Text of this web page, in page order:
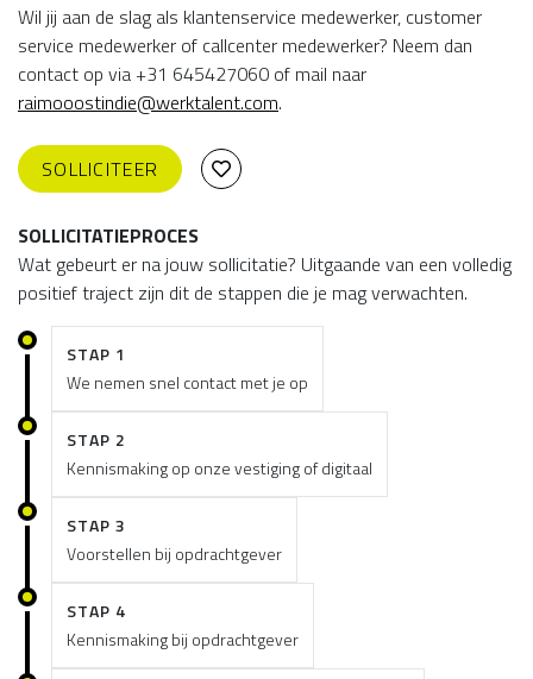
Wil jij aan de slag als klantenservice medewerker, customer
service medewerker of callcenter medewerker? Neem dan
contact op via +31 645427060 of mail naar
raimooostindie@werktalent.com.
SOLLICITEER
SOLLICITATIEPROCES
Wat gebeurt er na jouw sollicitatie? Uitgaande van een volledig
positief traject zijn dit de stappen die je mag verwachten.
STAP 1
We nemen snel contact met je op
STAP 2
Kennismaking op onze vestiging of digitaal
STAP 3
Voorstellen bij opdrachtgever
STAP 4
Kennismaking bij opdrachtgever